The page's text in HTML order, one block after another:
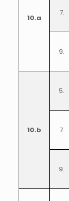
10.a
7.
9.
10.b
5.
7.
9.